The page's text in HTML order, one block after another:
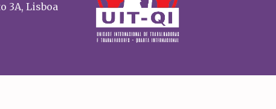
3A, Lisboa